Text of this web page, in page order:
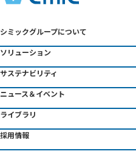
シミックグループについて
ソリューション
サステナビリティ
ニュース＆イベント
ライブラリ
採用情報